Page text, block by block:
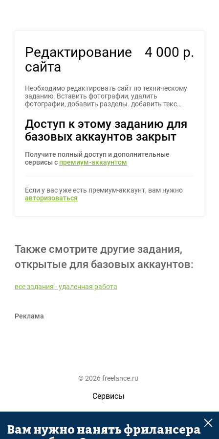
Редактирование
сайта
4 000 р.
Необходимо редактировать сайт по техническому
заданию. Вставить фотографии, удалить
фотографии, добавить разделы. добавить текс…
Доступ к этому заданию для
базовых аккаунтов закрыт
Получите полный доступ и дополнительные
сервисы с премиум-аккаунтом
Если у вас уже есть премиум-аккаунт, вам нужно
авторизоваться
Также смотрите другие задания,
открытые для базовых аккаунтов:
все задания - удаленная работа
Реклама
© 2026 freelance.ru
Сервисы
Помощь
Поиск
Вам нужно нанять фрилансера